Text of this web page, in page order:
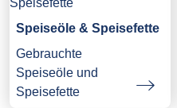
Speiseöle & Speisefette
Gebrauchte
Speiseöle und
Speisefette